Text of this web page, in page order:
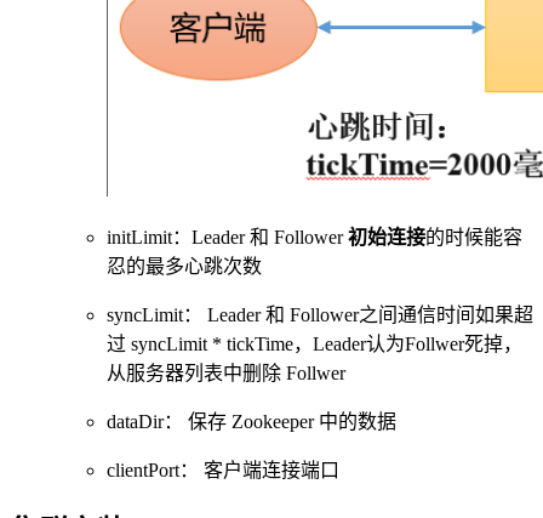
initLimit：Leader 和 Follower初始连接的时候能容
忍的最多心跳次数
syncLimit： Leader 和 Follower之间通信时间如果超
过 syncLimit * tickTime，Leader认为Follwer死掉，
从服务器列表中删除 Follwer
dataDir： 保存 Zookeeper 中的数据
clientPort： 客户端连接端口